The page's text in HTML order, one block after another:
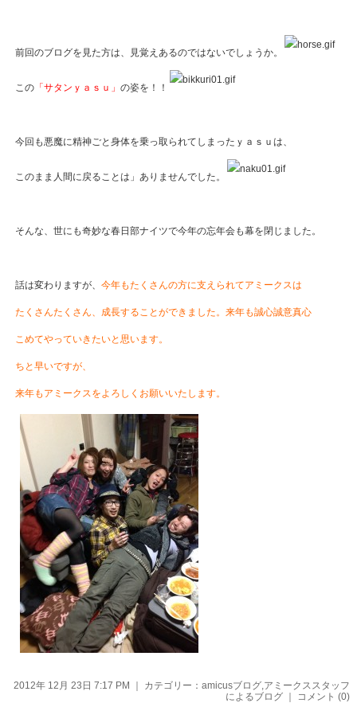
前回のブログを見た方は、見覚えあるのではないでしょうか。
この「サタンｙａｓｕ」 の姿を！！
今回も悪魔に精神ごと身体を乗っ取られてしまったｙａｓｕは、
このまま人間に戻ることは」ありませんでした。
そんな、世にも奇妙な春日部ナイツで今年の忘年会も幕を閉じました。
話は変わりますが、 今年もたくさんの方に支えられてアミークスは
たくさんたくさん、成長することができました。来年も誠心誠意真心
こめてやっていきたいと思います。
ちと早いですが、
来年もアミークスをよろしくお願いいたします。
2012年 12月 23日 7:17 PM ｜ カテゴリー：amicusブログ,アミークススタッフ
によるブログ
コメント (0)